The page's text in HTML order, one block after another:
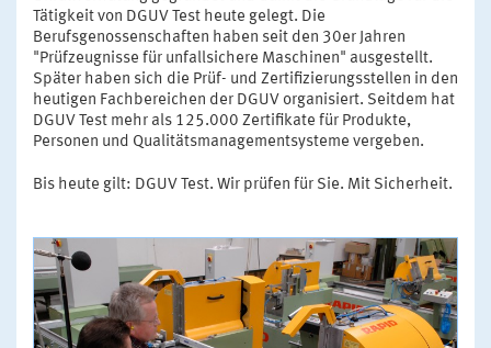
Tätigkeit von DGUV Test heute gelegt. Die
Berufsgenossenschaften haben seit den 30er Jahren
"Prüfzeugnisse für unfallsichere Maschinen" ausgestellt.
Später haben sich die Prüf- und Zertifizierungsstellen in den
heutigen Fachbereichen der DGUV organisiert. Seitdem hat
DGUV Test mehr als 125.000 Zertifikate für Produkte,
Personen und Qualitätsmanagementsysteme vergeben.
Bis heute gilt: DGUV Test. Wir prüfen für Sie. Mit Sicherheit.